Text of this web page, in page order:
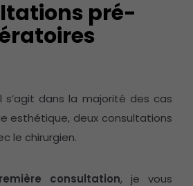
pré-
s’agit dans la majorité des cas
esthétique, deux consultations
le chirurgien.
consultation, je vous